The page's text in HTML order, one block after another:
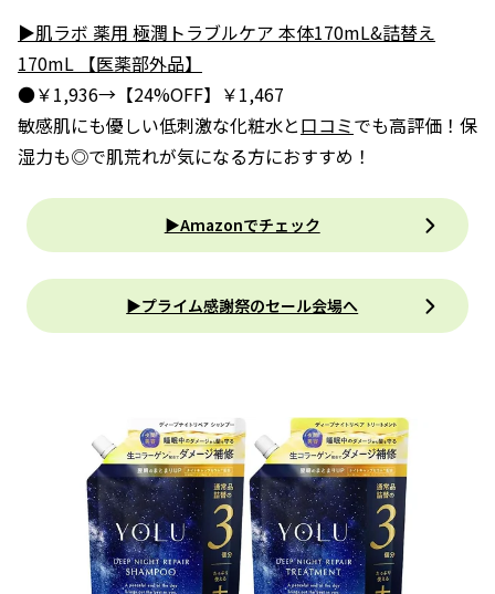
▶肌ラボ 薬用 極潤トラブルケア 本体170mL&詰替え
170mL 【医薬部外品】
●￥1,936→【24%OFF】￥1,467
敏感肌にも優しい低刺激な化粧水と口コミでも高評価！保
湿力も◎で肌荒れが気になる方におすすめ！
▶Amazonでチェック
▶プライム感謝祭のセール会場へ